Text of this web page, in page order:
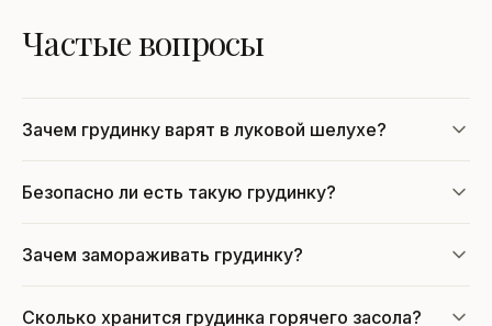
Частые вопросы
Зачем грудинку варят в луковой шелухе?
Безопасно ли есть такую грудинку?
Зачем замораживать грудинку?
Сколько хранится грудинка горячего засола?